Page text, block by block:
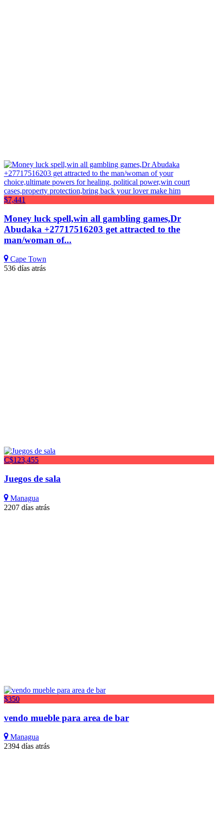
$7,441
Money luck spell,win all gambling games,Dr
Abudaka +27717516203 get attracted to the
man/woman of...
Cape Town
536 días atrás
C$123,455
Juegos de sala
Managua
2207 días atrás
$350
vendo mueble para area de bar
Managua
2394 días atrás